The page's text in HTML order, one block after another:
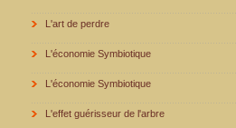
L'art de perdre
L'économie Symbiotique
L'économie Symbiotique
L'effet guérisseur de l'arbre